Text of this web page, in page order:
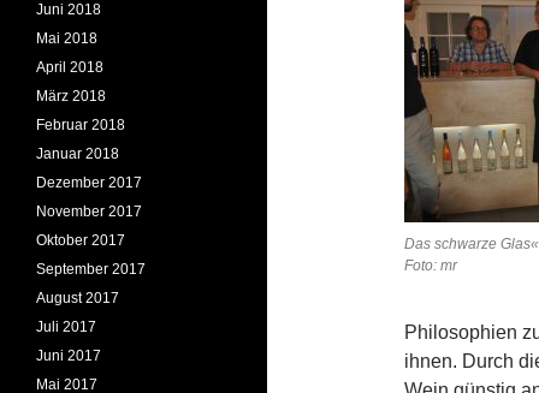
Das schwarze
Foto: mr
Philosophien
ihnen. Durch
Juni 2018
Mai 2018
April 2018
März 2018
Februar 2018
Januar 2018
Dezember 2017
November 2017
Oktober 2017
September 2017
August 2017
Juli 2017
Juni 2017
Mai 2017